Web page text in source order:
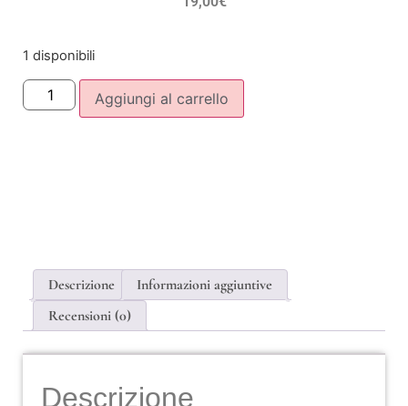
1 disponibili
Aggiungi al carrello
Descrizione
Informazioni aggiuntive
Recensioni (0)
Descrizione